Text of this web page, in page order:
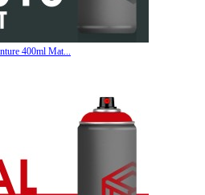
400ml Mat...